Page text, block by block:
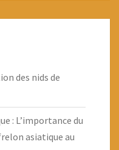
des nids de
: L’importance du
asiatique au